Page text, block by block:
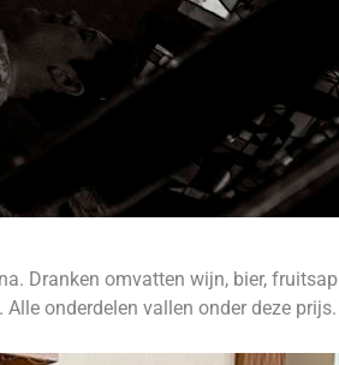
Dranken omvatten wijn, bier, fruitsap
onderdelen vallen onder deze prijs.